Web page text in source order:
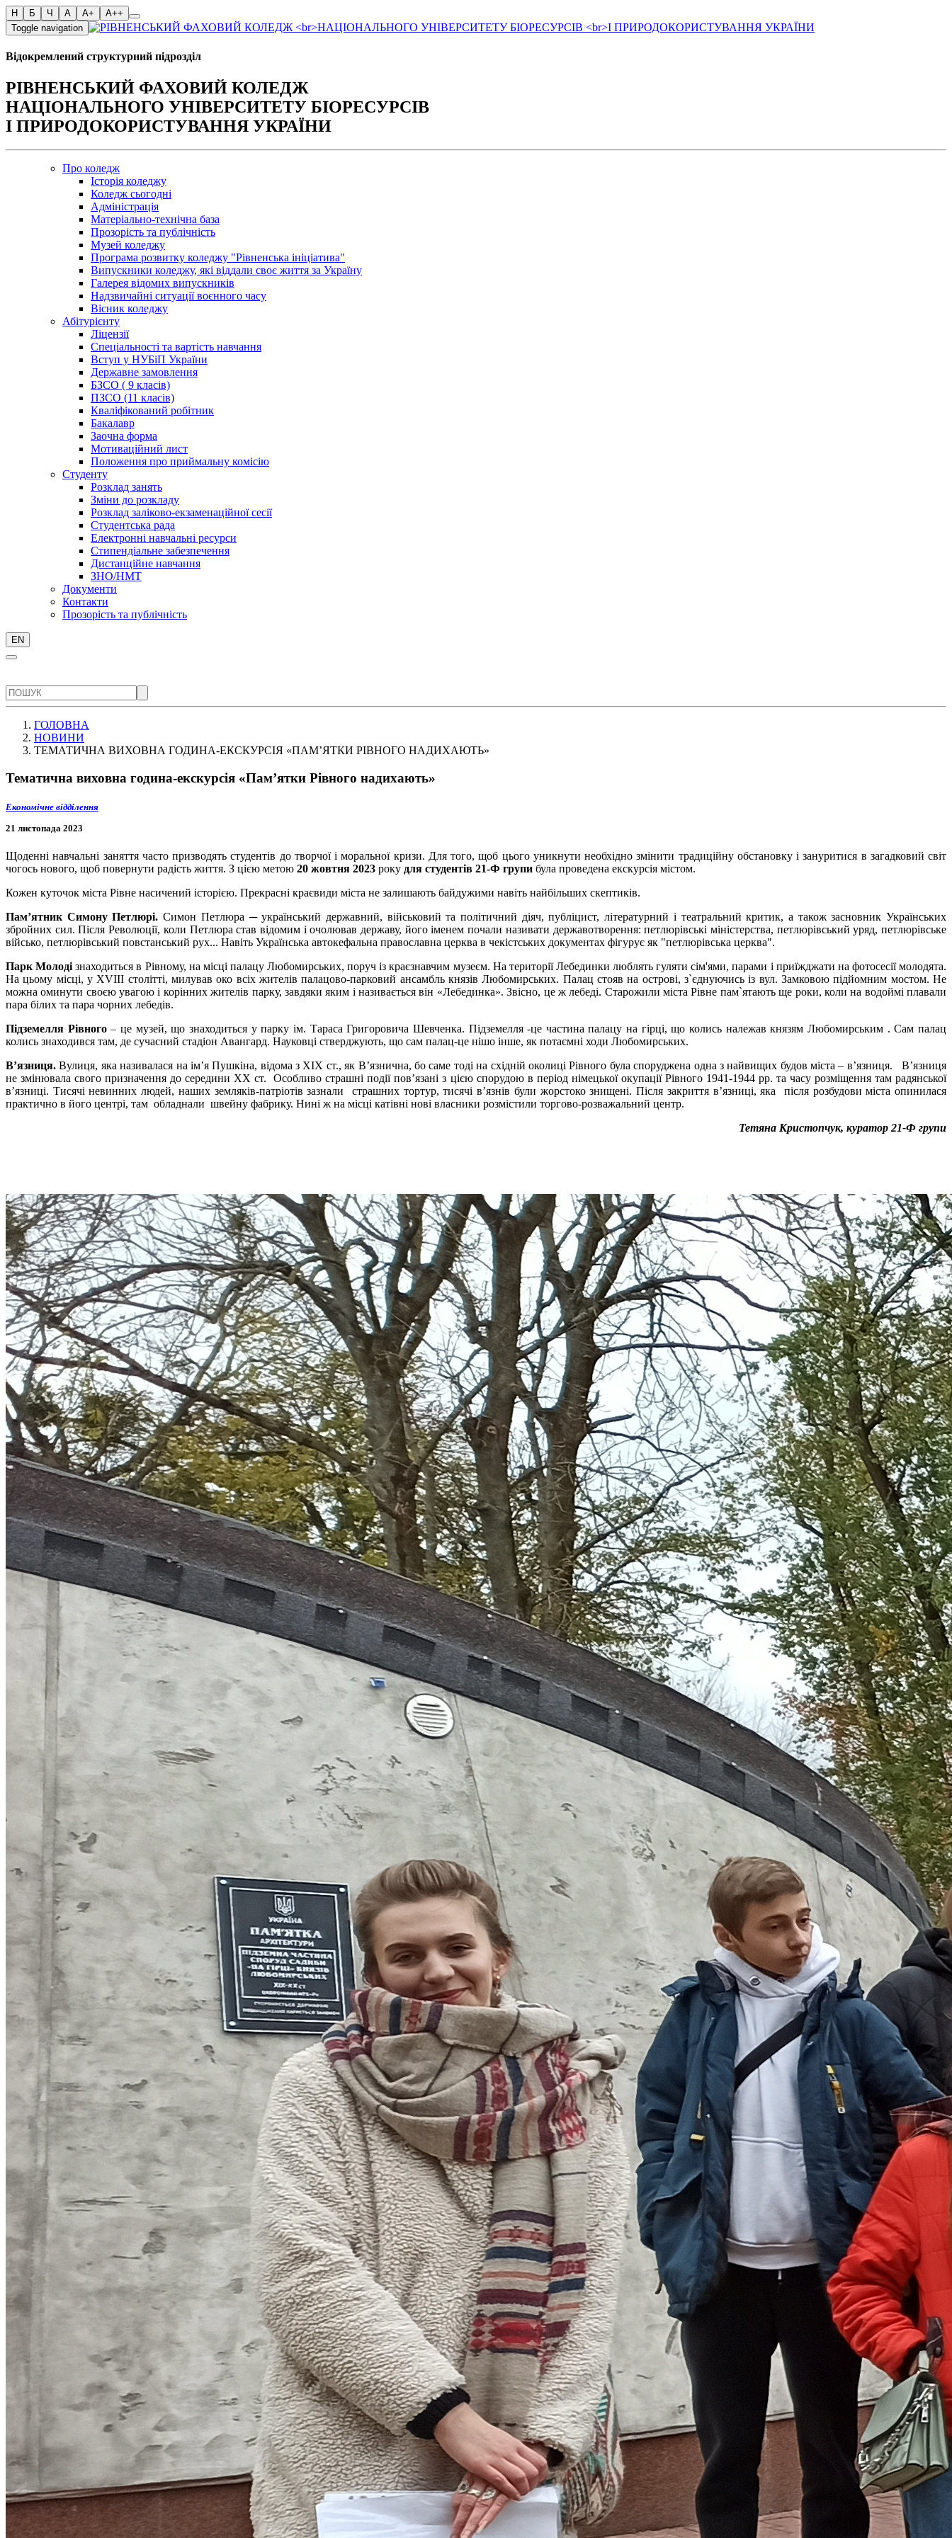
Toggle navigation
Відокремлений структурний підрозділ
РІВНЕНСЬКИЙ ФАХОВИЙ КОЛЕДЖ
НАЦІОНАЛЬНОГО УНІВЕРСИТЕТУ БІОРЕСУРСІВ
І ПРИРОДОКОРИСТУВАННЯ УКРАЇНИ
Про коледж
Історія коледжу
Коледж сьогодні
Адміністрація
Матеріально-технічна база
Прозорість та публічність
Музей коледжу
Програма розвитку коледжу "Рівненська ініціатива"
Випускники коледжу, які віддали своє життя за Україну
Галерея відомих випускників
Надзвичайні ситуації воєнного часу
Вісник коледжу
Абітурієнту
Ліцензії
Спеціальності та вартість навчання
Вступ у НУБіП України
Державне замовлення
БЗСО ( 9 класів)
ПЗСО (11 класів)
Кваліфікований робітник
Бакалавр
Заочна форма
Мотиваційний лист
Положення про приймальну комісію
Студенту
Розклад занять
Зміни до розкладу
Розклад заліково-екзаменаційної сесії
Студентська рада
Електронні навчальні ресурси
Стипендіальне забезпечення
Дистанційне навчання
ЗНО/НМТ
Документи
Контакти
Прозорість та публічність
EN
ГОЛОВНА
НОВИНИ
ТЕМАТИЧНА ВИХОВНА ГОДИНА-ЕКСКУРСІЯ «ПАМ’ЯТКИ РІВНОГО НАДИХАЮТЬ»
Тематична виховна година-екскурсія «Пам’ятки Рівного надихають»
Економічне відділення
21 листопада 2023
Щоденні навчальні заняття часто призводять студентів до творчої і моральної кризи. Для того, щоб цього уникнути необхідно змінити традиційну обстановку і зануритися в загадковий світ
чогось нового, щоб повернути радість життя. З цією метою 20 жовтня 2023 року для студентів 21-Ф групи була проведена екскурсія містом.
Кожен куточок міста Рівне насичений історією. Прекрасні краєвиди міста не залишають байдужими навіть найбільших скептиків.
Пам’ятник Симону Петлюрі.Симон Петлюра ─ український державний, військовий та політичний діяч, публіцист, літературний і театральний критик, а також засновник Українських
збройних сил. Після Революції, коли Петлюра став відомим і очолював державу, його іменем почали називати державотворення: петлюрівські міністерства, петлюрівський уряд, петлюрівське
військо, петлюрівський повстанський рух... Навіть Українська автокефальна православна церква в чекістських документах фігурує як "петлюрівська церква".
Парк Молоді знаходиться в Рівному, на місці палацу Любомирських, поруч із краєзнавчим музеєм. На території Лебединки люблять гуляти сім'ями, парами і приїжджати на фотосесії молодята.
На цьому місці, у XVIII столітті, милував око всіх жителів палацово-парковий ансамбль князів Любомирських. Палац стояв на острові, з`єднуючись із вул. Замковою підйомним мостом. Не
можна оминути своєю увагою і корінних жителів парку, завдяки яким і називається він «Лебединка». Звісно, це ж лебеді. Старожили міста Рівне пам`ятають ще роки, коли на водоймі плавали
пара білих та пара чорних лебедів.
Підземелля Рівного– це музей, що знаходиться у парку ім. Тараса Григоровича Шевченка. Підземелля -це частина палацу на гірці, що колись належав князям Любомирським . Сам палац
колись знаходився там, де сучасний стадіон Авангард. Науковці стверджують, що сам палац-це нішо інше, як потаємні ходи Любомирських.
В’язниця.Вулиця, яка називалася на ім’я Пушкіна, відома з ХІХ ст., як В’язнична, бо саме тоді на східній околиці Рівного була споруджена одна з найвищих будов міста – в’язниця. В’язниця
не змінювала свого призначення до середини ХХ ст. Особливо страшні події пов’язані з цією спорудою в період німецької окупації Рівного 1941-1944 рр. та часу розміщення там радянської
в’язниці. Тисячі невинних людей, наших земляків-патріотів зазнали страшних тортур, тисячі в’язнів були жорстоко знищені. Після закриття в’язниці, яка після розбудови міста опинилася
практично в його центрі, там обладнали швейну фабрику. Нині ж на місці катівні нові власники розмістили торгово-розважальний центр.
Тетяна Кристопчук, куратор 21-Ф групи